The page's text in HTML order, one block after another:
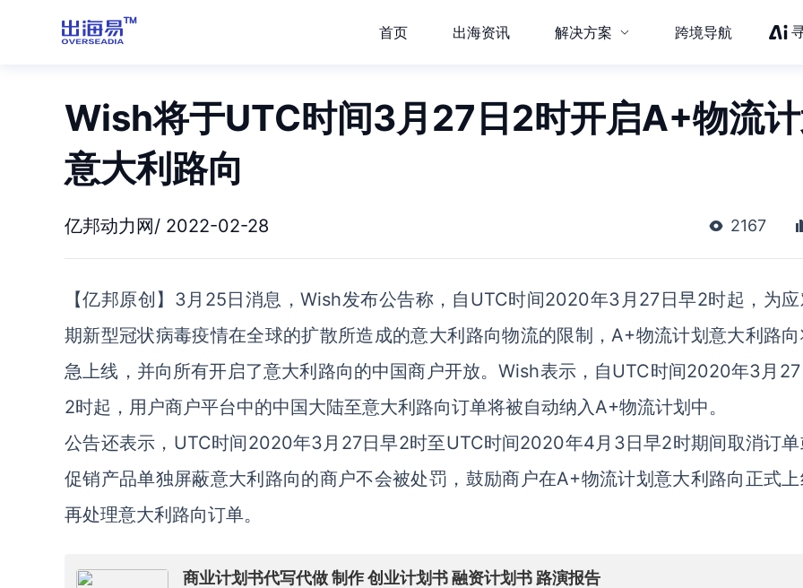
首页 出海资讯 解决方案 跨境导航
Wish将于UTC时间3月27日2时开启A+物流
意大利路向
亿邦动力网/ 2022-02-28 2167
【亿邦原创】3月25日消息，Wish发布公告称，自UTC时间2020年3月27日早2时起，为应
期新型冠状病毒疫情在全球的扩散所造成的意大利路向物流的限制，A+物流计划意大利路
急上线，并向所有开启了意大利路向的中国商户开放。Wish表示，自UTC时间2020年3月
2时起，用户商户平台中的中国大陆至意大利路向订单将被自动纳入A+物流计划中。
公告还表示，UTC时间2020年3月27日早2时至UTC时间2020年4月3日早2时期间取消订单
促销产品单独屏蔽意大利路向的商户不会被处罚，鼓励商户在A+物流计划意大利路向正式
再处理意大利路向订单。
商业计划书代写代做 制作 创业计划书 融资计划书 路演报告